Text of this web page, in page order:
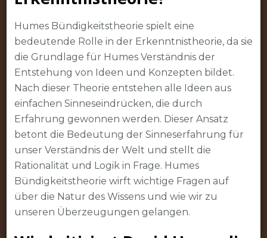
Humes Bündigkeitstheorie spielt eine
bedeutende Rolle in der Erkenntnistheorie, da sie
die Grundlage für Humes Verständnis der
Entstehung von Ideen und Konzepten bildet.
Nach dieser Theorie entstehen alle Ideen aus
einfachen Sinneseindrücken, die durch
Erfahrung gewonnen werden. Dieser Ansatz
betont die Bedeutung der Sinneserfahrung für
unser Verständnis der Welt und stellt die
Rationalität und Logik in Frage. Humes
Bündigkeitstheorie wirft wichtige Fragen auf
über die Natur des Wissens und wie wir zu
unseren Überzeugungen gelangen.